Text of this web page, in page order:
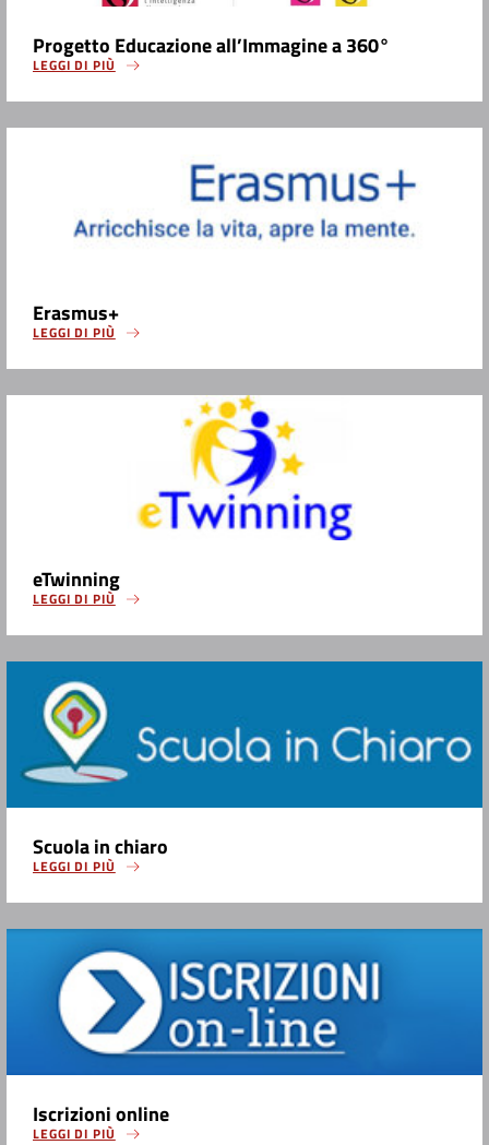
Progetto Educazione all’Immagine a 360°
LEGGI DI PIÙ
Erasmus+
LEGGI DI PIÙ
eTwinning
LEGGI DI PIÙ
Scuola in chiaro
LEGGI DI PIÙ
Iscrizioni online
LEGGI DI PIÙ